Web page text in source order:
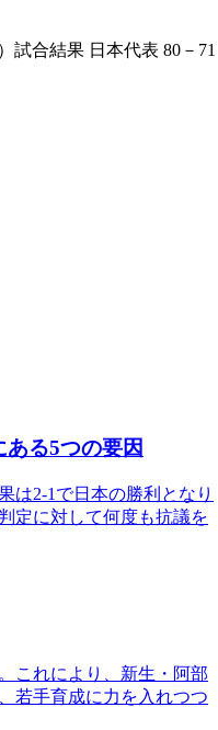
試合結果 日本代表 80－71
る5つの要因
は2-1で日本の勝利となり
定に対して何度も抗議を
これにより、新生・阿部
若手育成に力を入れつつ